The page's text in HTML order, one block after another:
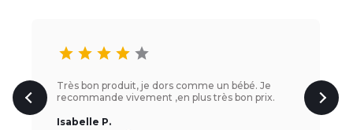
star star star star star
Très bon produit, je dors comme un bébé. Je
recommande vivement ,en plus très bon prix.
Isabelle P.